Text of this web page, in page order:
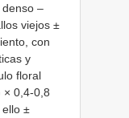
–
viejos ±
con
y
floral
× 0,4-0,8
±